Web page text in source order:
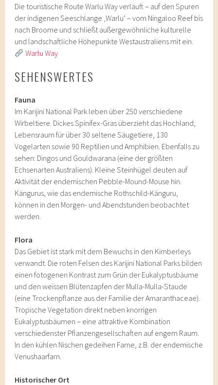
Die touristische Route Warlu Way verläuft – auf den Spuren
der indigenen Seeschlange ‚Warlu‘ – vom Ningaloo Reef bis
nach Broome und schließt außergewöhnliche kulturelle
und landschaftliche Höhepunkte Westaustraliens mit ein.
Warlu Way
SEHENSWERTES
Fauna
Im Karijini National Park leben über 250 verschiedene
Wirbeltiere. Dickes Spinifex-Gras überzieht das Hochland,
Lebensraum für über 30 seltene Säugetiere, 130
Vogelarten sowie 90 Reptilien und Amphibien. Ebenfalls zu
sehen: Dingos und Gouldwarana (eine der größten
Echsenarten Australiens). Kleine Steinhügel deuten auf
Aktivität der endemischen Pebble-Mound-Mouse hin.
Kängurus, wie das endemische Rothschild-Känguru,
können in den Morgen- und Abendstunden beobachtet
werden.
Flora
Das Gebiet ist stark mit dem Bewuchs in den Kimberleys
verwandt. Die roten Felsen des Karijini National Parks bilden
einen fotogenen Kontrast zum Grün der Eukalyptusbäume
und den weissen Blütenzapfen der Mulla-Mulla-Staude
(eine Trockenpflanze aus der Familie der Amaranthaceae).
Tropische Vegetation direkt neben knorrigen
Eukalyptusbäumen – eine attraktive Kombination
verschiedenster Pflanzengesellschaften auf engem Raum.
In den kühlen Nischen gedeihen Farne, z.B. der endemische
Venushaarfarn.
Historischer Ort